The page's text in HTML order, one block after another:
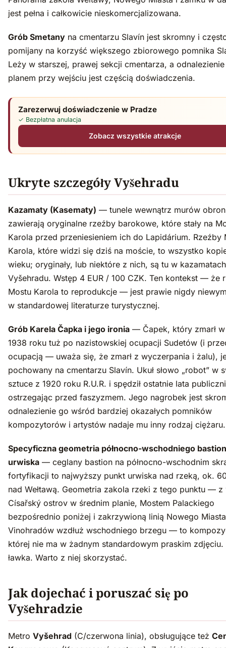
jest pełna i całkowicie nieskomercjalizowana.
Grób Smetany na cmentarzu Slavín jest skromny i
pomijany na korzyść większego zbiorowego pomnika
Leży w starszej, prawej sekcji cmentarza, a
planem przy wejściu jest częścią doświadczenia.
Zarezerwuj doświadczenie w Pradze
✓ Bezpłatna anulacja
Zobacz wszystkie atrakcje
Ukryte szczegóły Vyšehradu
Kazamaty (Kasematy) — tunele wewnątrz murów
zawierają oryginalne rzeźby barokowe, które stały na
Karola przed przeniesieniem ich do Lapidárium. Rzeźby
Karola, które widzi się dziś na moście, to wszystko
wieku; oryginały, lub niektóre z nich, są tu w kazamatach
Vyšehradu. Wstęp 4 EUR / 100 CZK. Ten kontekst — że
Mostu Karola to reprodukcje — jest prawie nigdy
w standardowej literaturze turystycznej.
Grób Karela Čapka i jego ironia — Čapek, który zmarł
1938 roku tuż po nazistowskiej ocupacji Sudetów (i
ocupacją — uważa się, że zmarł z wyczerpania i żalu),
pochowany na cmentarzu Slavín. Ukuł słowo „robot” w
sztuce z 1920 roku R.U.R. i spędził ostatnie lata
ostrzegając przed faszyzmem. Jego nagrobek jest
odnalezienie go wśród bardziej okazałych pomników
kompozytorów i artystów nadaje mu inny rodzaj ciężaru.
Specyficzna geometria północno-wschodniego
urwiska — ceglany bastion na północno-wschodnim
fortyfikacji to najwyższy punkt urwiska nad rzeką, ok.
nad Wełtawą. Geometria zakola rzeki z tego punktu — z
Císařský ostrov w średnim planie, Mostem Palackiego
bezpośrednio poniżej i zakrzywioną linią Nowego
Vinohradów wzdłuż wschodniego brzegu — to
której nie ma w żadnym standardowym praskim zdjęciu.
ławka. Warto z niej skorzystać.
Jak dojechać i poruszać się po
Vyšehradzie
Metro Vyšehrad (C/czerwona linia), obsługujące też